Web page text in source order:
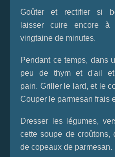
Goûter
et rectifier si
laisser
cuire encore à
vingtaine de minutes.
Pendant ce temps, dans
peu de thym et d'ail
pain. Griller le lard, et le
Couper le parmesan frais
Dresser les légumes,
cette soupe de croûtons,
de copeaux de parmesan.